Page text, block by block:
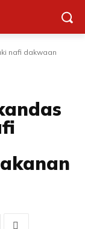
nafi dakwaan